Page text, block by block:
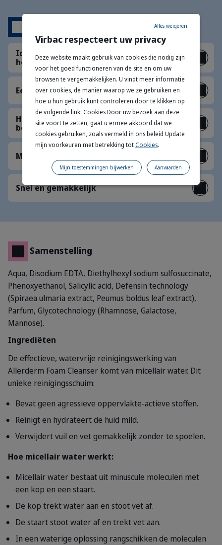
Ideaal voor huisdieren die niet van baden
houden
Een betere ervaring voor uw huisdier
Helpt de huid- en vachtgezondheid te
behouden
Mild voor de huid
Snel en gemakkelijk
Samenstelling
Aqua, Disodium EDTA, Diethylhexyl sodium sulfosuccinate,
Phenoxyethanol, Salicylic acid, Defensin technology
(Spiraea ulmaria extract, Peumus boldus leaf extract),
Parfum, Glycotechnology (Rhamnose, Galactose,
Mannose).
Ingrediëten
De effectieve, watervrije reinigingswerking van
Allerderm Foam Cleanser komt van micellair water. Dit
unieke reinigingsschuim:
Bevat geen agressieve oppervlakte-actieve stoffen.
Reinigt en hydrateert de huid mild.
Verwijdert vuil en vet gemakkelijk zonder te spoelen.
Hoe micellair water werkt:
Micellair water bestaat uit minuscule moleculen met
een kop en een staart.
De kop trekt water aan en stoot vet af.
De staart stoot water af en trekt vet aan.
In een waterige oplossing rangschikken de moleculen
Virbac respecteert uw privacy
Deze website maakt gebruik van cookies die nodig zijn
voor het goed functioneren van de site en om uw
browsen te vergemakkelijken. U vindt meer informatie
over cookies, de manier waarop we ze gebruiken en
hoe u hun gebruik kunt controleren door te klikken op
de volgende link: Cookies Door uw bezoek aan deze
site voort te zetten, gaat u ermee akkoord dat we
cookies gebruiken, zoals vermeld in ons beleid Update
mijn voorkeuren met betrekking totCookies.
Alles weigeren
Aanvaarden
Mijn toestemmingen bijwerken